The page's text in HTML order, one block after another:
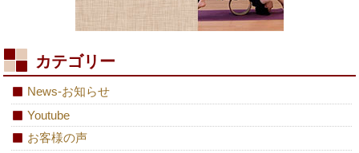
カテゴリー
News-お知らせ
Youtube
お客様の声